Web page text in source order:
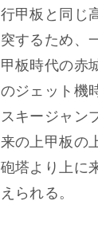
甲板と同じ
するため、
板時代の赤
ジェット機
キージャン
の上甲板の
塔より上に
られる。